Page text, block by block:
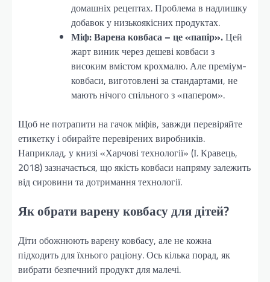
домашніх рецептах. Проблема в надлишку
добавок у низькоякісних продуктах.
Міф: Варена ковбаса – це «папір».Цей
жарт виник через дешеві ковбаси з
високим вмістом крохмалю. Але преміум-
ковбаси, виготовлені за стандартами, не
мають нічого спільного з «папером».
Щоб не потрапити на гачок міфів, завжди перевіряйте
етикетку і обирайте перевірених виробників.
Наприклад, у книзі «Харчові технології» (І. Кравець,
2018) зазначається, що якість ковбаси напряму залежить
від сировини та дотримання технології.
Як обрати варену ковбасу для дітей?
Діти обожнюють варену ковбасу, але не кожна
підходить для їхнього раціону. Ось кілька порад, як
вибрати безпечний продукт для малечі.